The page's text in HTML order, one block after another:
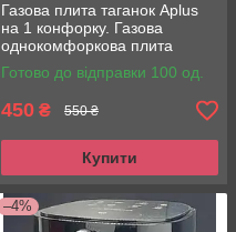
Газова плита таганок Aplus
на 1 конфорку. Газова
однокомфоркова плита
Готово до відправки 100 од.
450 ₴ 550 ₴
Купити
–4%